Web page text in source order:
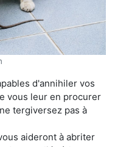
d'annihiler vos
vous leur en procurer
tergiversez pas à
aideront à abriter